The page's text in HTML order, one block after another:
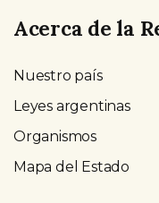
Acerca de la
Nuestro país
Leyes argentinas
Organismos
Mapa del Estado